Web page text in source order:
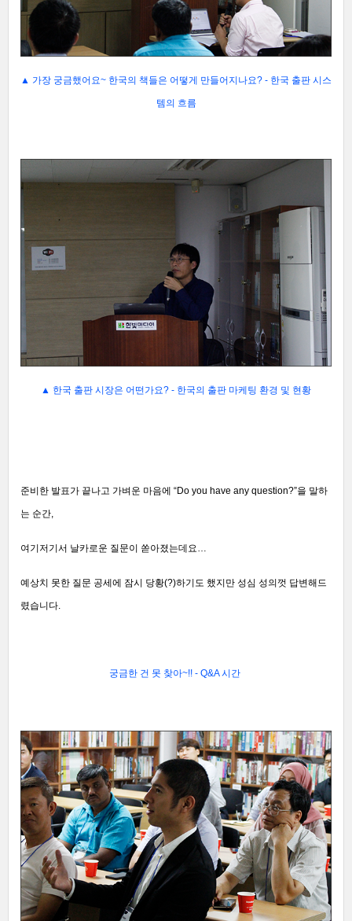
▲ 가장 궁금했어요~ 한국의 책들은 어떻게 만들어지나요? - 한국 출판 시스
템의 흐름
▲ 한국 출판 시장은 어떤가요? - 한국의 출판 마케팅 환경 및 현황
준비한 발표가 끝나고 가벼운 마음에 “Do you have any question?”을 말하
는 순간,
여기저기서 날카로운 질문이 쏟아졌는데요…
예상치 못한 질문 공세에 잠시 당황(?)하기도 했지만 성심 성의껏 답변해드
렸습니다.
궁금한 건 못 찾아~!! - Q&A 시간